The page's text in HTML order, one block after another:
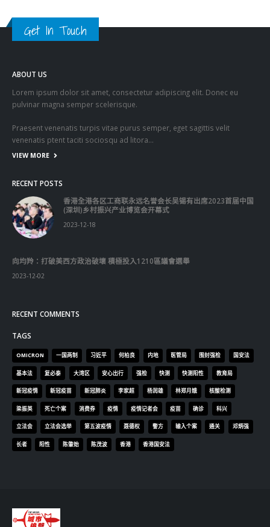
Get In Touch
ABOUT US
Lorem ipsum dolor sit amet, consectetur adipiscing elit. Donec eu
pulvinar magna semper scelerisque.
Praesent venenatis turpis vitae purus semper, eget sagittis velit
venenatis ptent taciti sociosqu ad litora…
VIEW MORE
RECENT POSTS
香港全港各区工商联永远名誉会长吴锡有出席2023首届中国
(深圳)乡村振兴产业博览会开幕式
2023-12-18
向均羚：打破美西方政治破壞 積極投入1210區議會選舉
2023-12-02
RECENT COMMENTS
TAGS
OMICRON 一国两制 习近平 何柏良 内地 医管局 围封强检 国安法
基本法 复必泰 大湾区 安心出行 强检 快测 快测阳性 教育局
新冠疫情 新冠疫苗 新冠肺炎 李家超 杨润雄 林郑月娥 核酸检测
梁振英 死亡个案 消费券 疫情 疫情记者会 疫苗 确诊 科兴
立法会 立法会选举 第五波疫情 聂德权 警方 输入个案 通关 邓炳强
长者 阳性 陈肇始 陈茂波 香港 香港国安法